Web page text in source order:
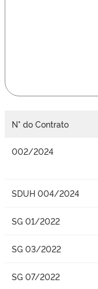
N° do Contrato
002/2024
SDUH 004/2024
SG 01/2022
SG 03/2022
SG 07/2022